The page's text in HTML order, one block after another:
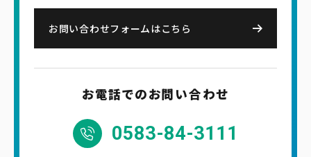
お問い合わせフォームはこちら
お電話でのお問い合わせ
0583-84-3111